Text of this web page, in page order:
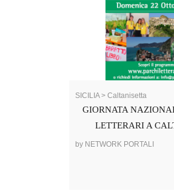
SICILIA > Caltanisetta
GIORNATA
LETTERARI A
by NETWORK PORTALI